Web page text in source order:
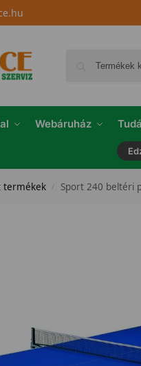
Webáruház
termékek / Sport 240 beltéri